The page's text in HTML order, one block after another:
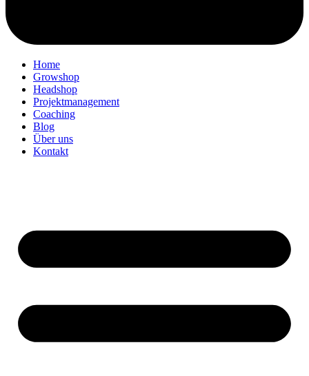
Home
Growshop
Headshop
Projektmanagement
Coaching
Blog
Über uns
Kontakt